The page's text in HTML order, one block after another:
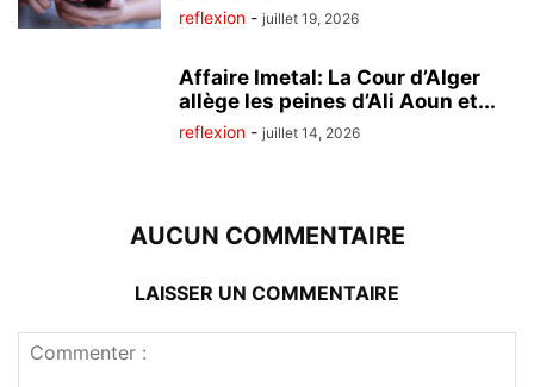
reflexion - juillet 19, 2026
Affaire Imetal: La Cour d’Alger
allège les peines d’Ali Aoun et...
reflexion - juillet 14, 2026
AUCUN COMMENTAIRE
LAISSER UN COMMENTAIRE